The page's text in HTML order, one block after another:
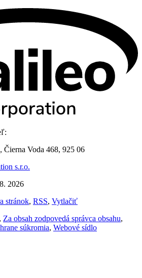
Čierna Voda 468, 925 06
s.r.o.
2026
stránok, RSS, Vytlačiť
, Za obsah zodpovedá správca obsahu,
súkromia, Webové sídlo